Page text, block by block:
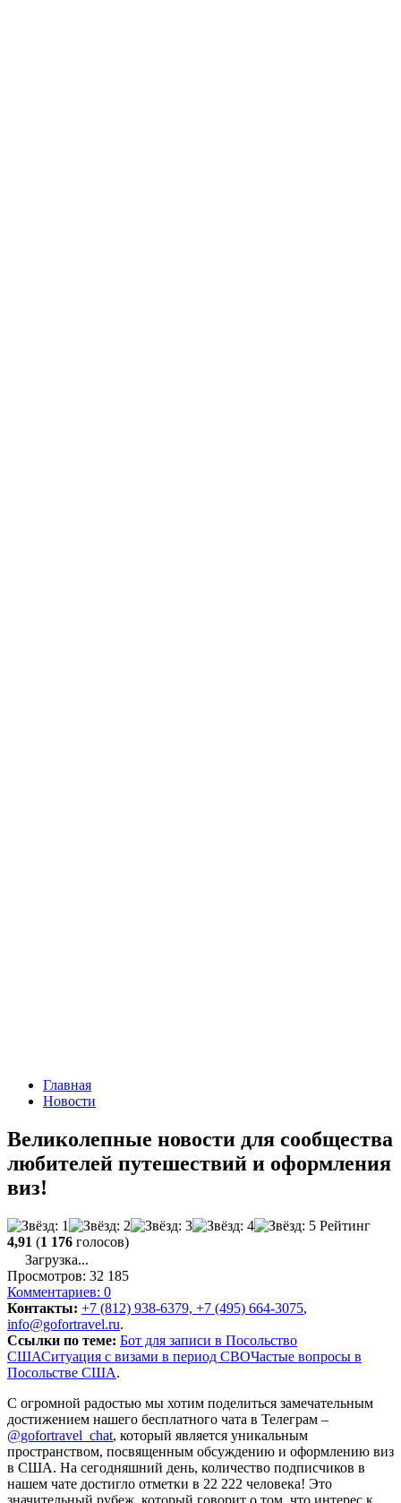
Главная
Новости
Великолепные новости для сообщества
любителей путешествий и оформления
виз!
Рейтинг
4,91 (1 176 голосов)
Загрузка...
Просмотров: 32 185
Комментариев: 0
Контакты: +7 (812) 938-6379, +7 (495) 664-3075,
info@gofortravel.ru.
Ссылки по теме: Бот для записи в Посольство
СШАСитуация с визами в период СВОЧастые вопросы в
Посольстве США.
С огромной радостью мы хотим поделиться замечательным
достижением нашего бесплатного чата в Телеграм –
@gofortravel_chat, который является уникальным
пространством, посвященным обсуждению и оформлению виз
в США. На сегодняшний день, количество подписчиков в
нашем чате достигло отметки в 22 222 человека! Это
значительный рубеж, который говорит о том, что интерес к